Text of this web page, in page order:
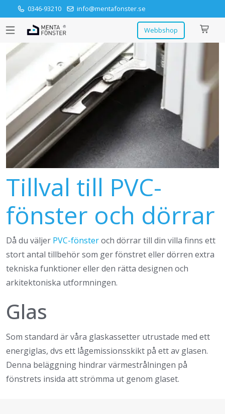
0346-93210 info@mentafonster.se
Webbshop
Tillval till PVC-
fönster och dörrar
Då du väljer PVC-fönsteroch dörrar till din villa finns ett
stort antal tillbehör som ger fönstret eller dörren extra
tekniska funktioner eller den rätta designen och
arkitektoniska utformningen.
Glas
Som standard är våra glaskassetter utrustade med ett
energiglas, dvs ett lågemissionsskikt på ett av glasen.
Denna beläggning hindrar värmestrålningen på
fönstrets insida att strömma ut genom glaset.